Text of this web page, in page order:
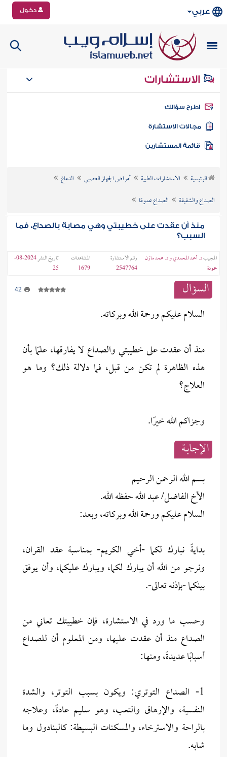
عربي دخول
الاستشارات
سؤالك
الاستشارة
الرئيسية الاستشارات الطبية أمراض الجهاز العصبي
الدماغ
الصداع والشقيقة
الصداع عمومًا
منذ أن عقدت على خطيبتي وهي مصابة بالصداع، فما
السبب؟
المجيبد. أحمد المحمديود. محمد مازن
حمودة
رقم الاستشارة
2547764
المشاهدات
1679
تاريخ النشر
2024-08-
25
السؤال 42
السلام عليكم ورحمة الله وبركاته.
منذ أن عقدت على خطيبتي والصداع لا يفارقها، علمًا بأن
هذه الظاهرة لم تكن من قبل، فما دلالة ذلك؟ وما هو
العلاج؟
وجزاكم الله خيرًا.
الإجابــة
بسم الله الرحمن الرحيم
الأخ الفاضل/ عبد الله حفظه الله.
السلام عليكم ورحمة الله وبركاته، وبعد:
بدايةً نبارك لكما -أخي الكريم- بمناسبة عقد القران،
ونرجو من الله أن يبارك لكما، ويبارك عليكما، وأن يوفق
بينكما -بإذنه تعالى-.
وحسب ما ورد في الاستشارة، فإن خطيبتك تعاني من
الصداع منذ أن عقدت عليها، ومن المعلوم أن للصداع
أسبابًا عديدةً، ومنها:
1- الصداع التوتري: ويكون بسبب التوتر، والشدة
النفسية، والإرهاق والتعب، وهو سليم عادةً، وعلاجه
بالراحة والاسترخاء، والمسكنات البسيطة: كالبنادول وما
شابه.